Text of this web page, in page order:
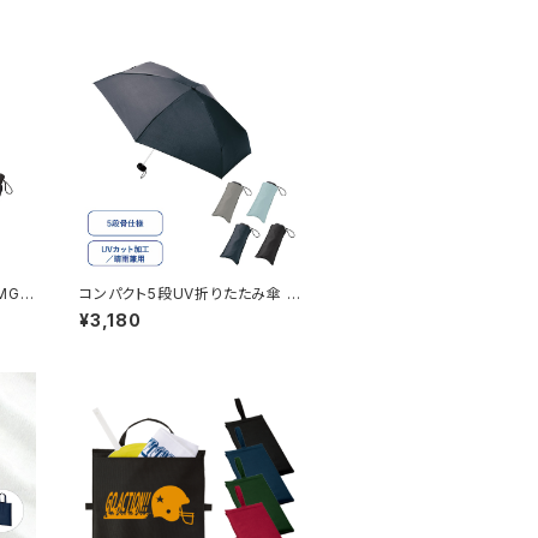
コンパクト5段UV折りたたみ傘 M
G
¥3,180